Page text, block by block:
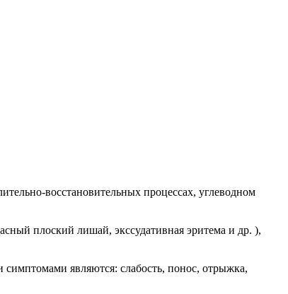
восстановительных процессах, углеводном
плоский лишай, экссудативная эритема и др. ),
являются: слабость, понос, отрыжка,